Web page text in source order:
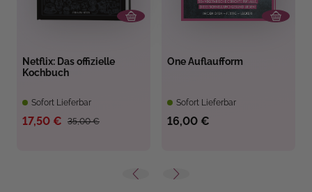
Netflix: Das offizielle
Kochbuch
Sofort Lieferbar
35,00 €
17,50 €
One Auflaufform
Sofort Lieferbar
16,00 €